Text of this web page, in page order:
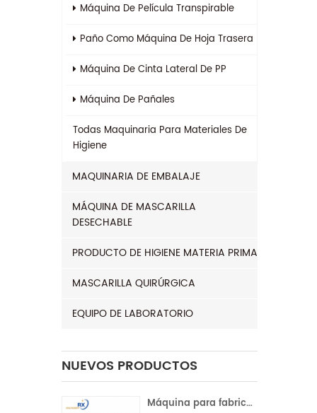
Máquina De Película Transpirable
Paño Como Máquina De Hoja Trasera
Máquina De Cinta Lateral De PP
Máquina De Pañales
Todas Maquinaria Para Materiales De
Higiene
MAQUINARIA DE EMBALAJE
MÁQUINA DE MASCARILLA
DESECHABLE
PRODUCTO DE HIGIENE MATERIA PRIMA
MASCARILLA QUIRÚRGICA
EQUIPO DE LABORATORIO
NUEVOS PRODUCTOS
Máquina para fabricar compresas sanitarias con servocontrol completo para la India | Operación automática